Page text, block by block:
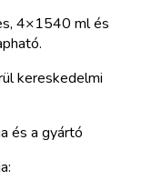
4×1540 ml és
kereskedelmi
és a gyártó